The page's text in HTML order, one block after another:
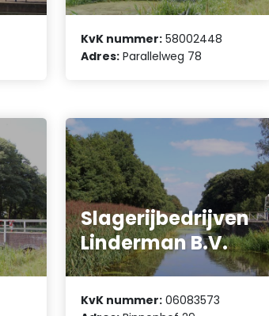
KvK nummer: 58002448
Adres: Parallelweg 78
Slagerijbedrijven
Linderman B.V.
KvK nummer: 06083573